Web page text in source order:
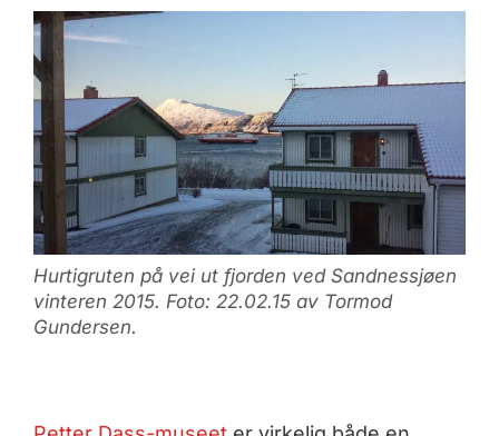
Hurtigruten på vei ut fjorden ved Sandnessjøen
vinteren 2015. Foto: 22.02.15 av Tormod
Gundersen.